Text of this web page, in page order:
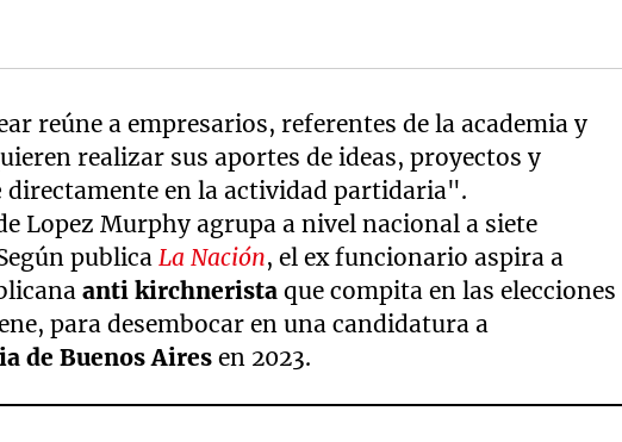
reúne a empresarios, referentes de la academia y
realizar sus aportes de ideas, proyectos y
directamente en la actividad partidaria".
Lopez Murphy agrupa a nivel nacional a siete
publica La Nación, el ex funcionario aspira a
anti kirchnerista que compita en las elecciones
para desembocar en una candidatura a
de Buenos Aires en 2023.